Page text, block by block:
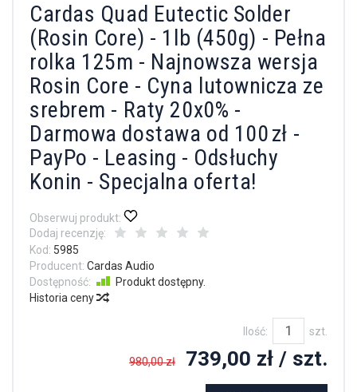
Cardas Quad Eutectic Solder
(Rosin Core) - 1lb (450g) - Pełna
rolka 125m - Najnowsza wersja
Rosin Core - Cyna lutownicza ze
srebrem - Raty 20x0% -
Darmowa dostawa od 100 zł -
PayPo - Leasing - Odsłuchy
Konin - Specjalna oferta!
Obserwuj produkt:
Dodaj recenzję:
Kod: 5985
Producent: Cardas Audio
Dostępność:
Produkt dostępny.
Historia ceny
Ilość: szt.
980,00 zł 739,00 zł / szt.